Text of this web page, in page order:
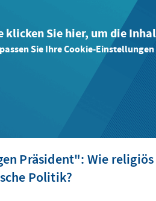
klicken Sie hier, um die
Sie Ihre Cookie-
Präsident": Wie
Politik?